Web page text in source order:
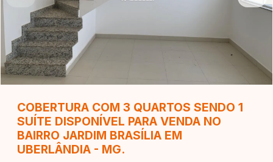
COBERTURA COM 3 QUARTOS SENDO 1
SUÍTE DISPONÍVEL PARA VENDA NO
BAIRRO JARDIM BRASÍLIA EM
UBERLÂNDIA - MG.